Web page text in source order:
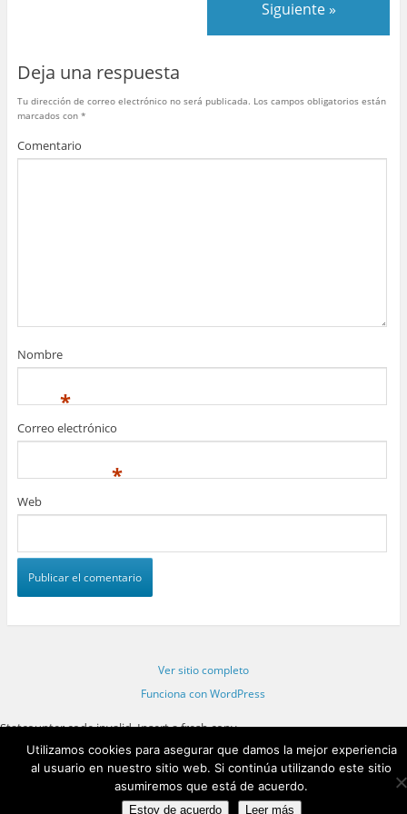
k
p tir
Siguiente »
Deja una respuesta
Tu dirección de correo electrónico no será publicada. Los campos obligatorios están
marcados con *
Comentario
Nombre
*
Correo electrónico
*
Web
Ver sitio completo
Funciona con WordPress
Statcounter code invalid. Insert a fresh copy.
Utilizamos cookies para asegurar que damos la mejor experiencia
al usuario en nuestro sitio web. Si continúa utilizando este sitio
asumiremos que está de acuerdo.
Estoy de acuerdo Leer más